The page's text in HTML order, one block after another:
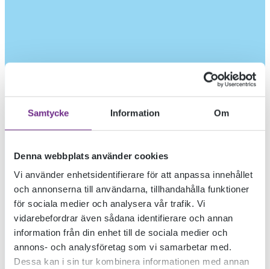
Samtycke Information Om
Denna webbplats använder cookies
Vi använder enhetsidentifierare för att anpassa innehållet
och annonserna till användarna, tillhandahålla funktioner
för sociala medier och analysera vår trafik. Vi
vidarebefordrar även sådana identifierare och annan
information från din enhet till de sociala medier och
annons- och analysföretag som vi samarbetar med.
Dessa kan i sin tur kombinera informationen med annan